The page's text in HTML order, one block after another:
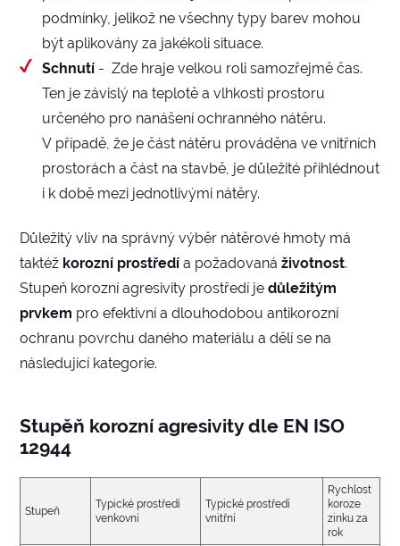
podmínky, jelikož ne všechny typy barev mohou
být aplikovány za jakékoli situace.
Schnutí - Zde hraje velkou roli samozřejmě čas.
Ten je závislý na teplotě a vlhkosti prostoru
určeného pro nanášení ochranného nátěru.
V případě, že je část nátěru prováděna ve vnitřních
prostorách a část na stavbě, je důležité přihlédnout
i k době mezi jednotlivými nátěry.
Důležitý vliv na správný výběr nátěrové hmoty má
taktéž korozní prostředí a požadovaná životnost.
Stupeň korozní agresivity prostředí je důležitým
prvkem pro efektivní a dlouhodobou antikorozní
ochranu povrchu daného materiálu a dělí se na
následující kategorie.
Stupěň korozní agresivity dle EN ISO
12944
Stupeň
Typické prostředí
venkovní
Typické prostředí
vnitřní
Rychlost
koroze
zinku za
rok